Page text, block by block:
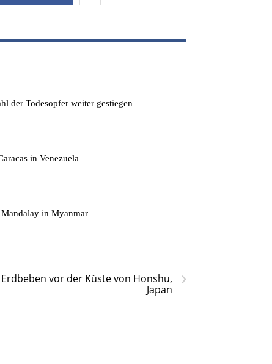
der Todesopfer weiter gestiegen
in Venezuela
in Myanmar
›
Erdbeben vor der Küste von Honshu,
Japan